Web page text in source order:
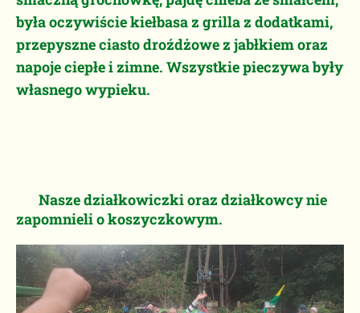
była oczywiście kiełbasa z grilla z dodatkami,
przepyszne ciasto droźdżowe z jabłkiem oraz
napoje ciepłe i zimne. Wszystkie pieczywa były
własnego wypieku.
Nasze działkowiczki oraz działkowcy nie
zapomnieli o koszyczkowym.